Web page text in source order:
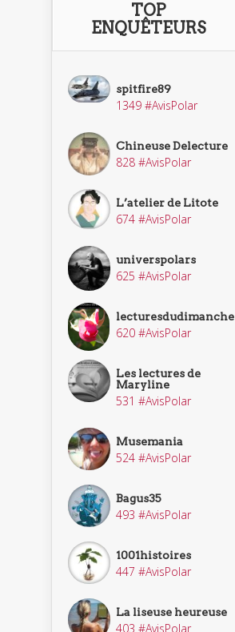
TOP
ENQUÊTEURS
spitfire89
1349 #AvisPolar
Chineuse Delecture
828 #AvisPolar
L’atelier de Litote
674 #AvisPolar
universpolars
625 #AvisPolar
lecturesdudimanche
620 #AvisPolar
Les lectures de
Maryline
531 #AvisPolar
Musemania
524 #AvisPolar
Bagus35
493 #AvisPolar
1001histoires
447 #AvisPolar
La liseuse heureuse
403 #AvisPolar